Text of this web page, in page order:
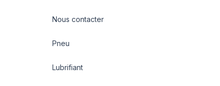
Nous contacter
Pneu
Lubrifiant